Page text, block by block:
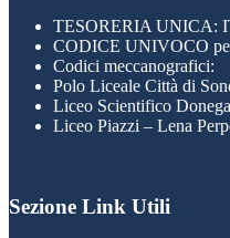
TESORERIA UNICA:
CODICE UNIVOCO
Codici meccanografici:
Polo Liceale Città di
Liceo Scientifico
Liceo Piazzi – Lena
Sezione Link Utili